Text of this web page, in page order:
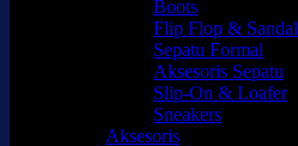
Boots
Flip Flop & Sandal
Sepatu Formal
Aksesoris Sepatu
Slip-On & Loafer
Sneakers
Aksesoris